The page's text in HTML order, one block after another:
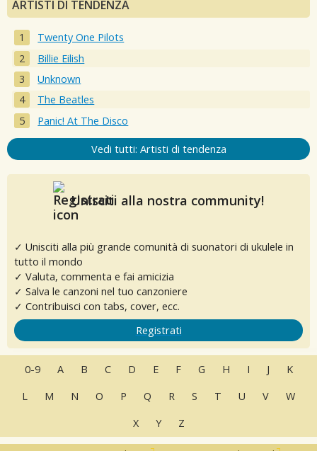
ARTISTI DI TENDENZA
Twenty One Pilots
Billie Eilish
Unknown
The Beatles
Panic! At The Disco
Vedi tutti: Artisti di tendenza
Unisciti alla nostra community!
✓ Unisciti alla più grande comunità di suonatori di ukulele in
tutto il mondo
✓ Valuta, commenta e fai amicizia
✓ Salva le canzoni nel tuo canzoniere
✓ Contribuisci con tabs, cover, ecc.
Registrati
0-9 A B C D E F G H I J
K
L
M N O P Q R S T U V
W
X
Y Z